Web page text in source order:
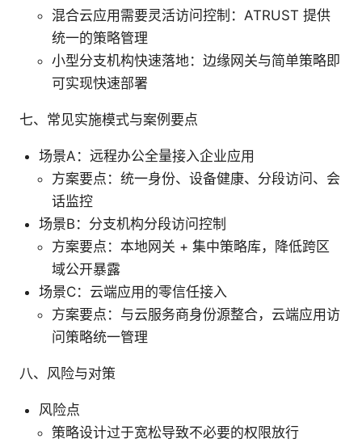
混合云应用需要灵活访问控制：ATRUST 提供
统一的策略管理
小型分支机构快速落地：边缘网关与简单策略即
可实现快速部署
七、常见实施模式与案例要点
场景A：远程办公全量接入企业应用
方案要点：统一身份、设备健康、分段访问、会
话监控
场景B：分支机构分段访问控制
方案要点：本地网关 + 集中策略库，降低跨区
域公开暴露
场景C：云端应用的零信任接入
方案要点：与云服务商身份源整合，云端应用访
问策略统一管理
八、风险与对策
风险点
策略设计过于宽松导致不必要的权限放行